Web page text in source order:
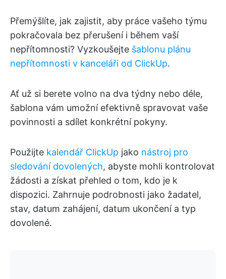
Přemýšlíte, jak zajistit, aby práce vašeho týmu
pokračovala bez přerušení i během vaší
nepřítomnosti? Vyzkoušejte šablonu plánu
nepřítomnosti v kanceláři od ClickUp.
Ať už si berete volno na dva týdny nebo déle,
šablona vám umožní efektivně spravovat vaše
povinnosti a sdílet konkrétní pokyny.
Použijte kalendář ClickUp jako nástroj pro
sledování dovolených, abyste mohli kontrolovat
žádosti a získat přehled o tom, kdo je k
dispozici. Zahrnuje podrobnosti jako žadatel,
stav, datum zahájení, datum ukončení a typ
dovolené.